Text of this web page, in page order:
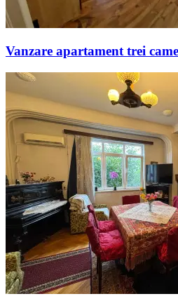
Vanzare apartament trei